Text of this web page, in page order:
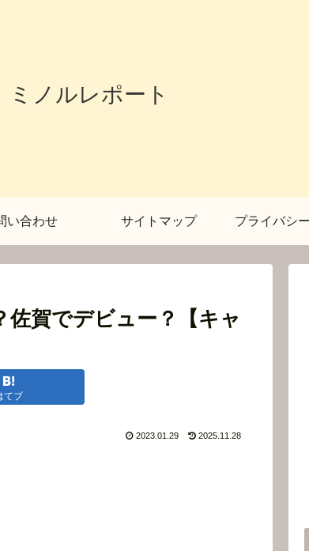
ミノルレポート
い合わせ サイトマップ プライバシ
賀でデビュー？【キャ
てブ
2023.01.29 2025.11.28